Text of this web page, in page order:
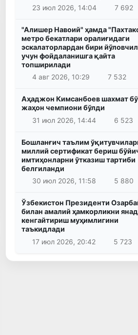
23 июл 2026, 14:04
7 692
"Алишер Навоий" ҳамда
метро бекатлари оралиғидаги
эскалаторлардан бири
учун фойдаланишга қайта
топширилади
4 авг 2026, 10:29
7 532
Аҳаджон Кимсанбоев шахмат
жаҳон чемпиони бўлди
31 июл 2026, 14:44
6 523
Бошланғич таълим
миллий сертификат бериш
имтиҳонларни ўтказиш тартиби
белгиланди
30 июл 2026, 11:58
5 880
Ўзбекистон Президенти
билан амалий ҳамкорликни
кенгайтириш муҳимлигини
таъкидлади
17 июл 2026, 20:42
5 723